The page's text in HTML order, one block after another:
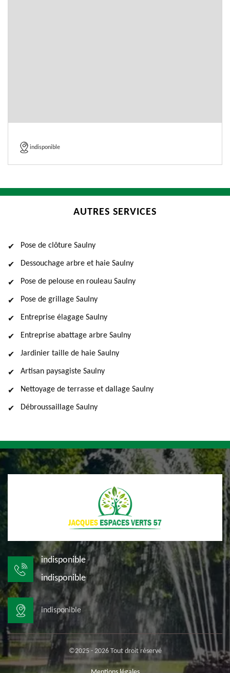
indisponible
AUTRES SERVICES
Pose de clôture Saulny
Dessouchage arbre et haie Saulny
Pose de pelouse en rouleau Saulny
Pose de grillage Saulny
Entreprise élagage Saulny
Entreprise abattage arbre Saulny
Jardinier taille de haie Saulny
Artisan paysagiste Saulny
Nettoyage de terrasse et dallage Saulny
Débroussaillage Saulny
indisponible
indisponible
indisponible
©2025 - 2026 Tout droit réservé